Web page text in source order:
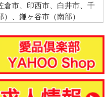
市、印西市、白井市、千
、鎌ヶ谷市（南部）